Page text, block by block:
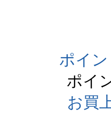
ポイ
ポイ
お買